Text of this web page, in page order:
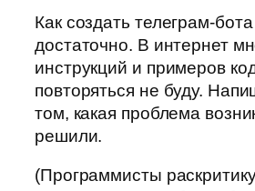
Как создать телеграм-
достаточно. В интернет
инструкций и примеров
повторяться не буду.
том, какая проблема
решили.
(Программисты